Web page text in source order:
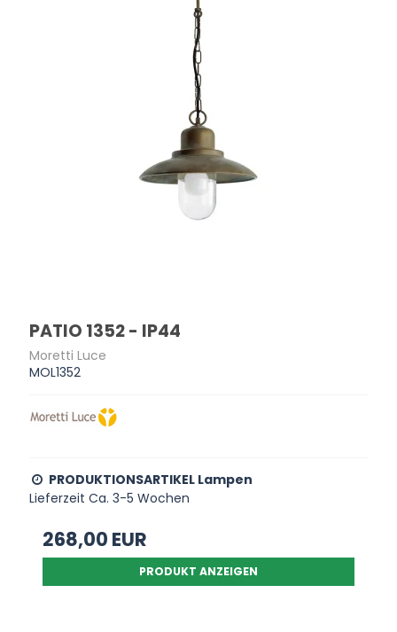
PATIO 1352 - IP44
Moretti Luce
MOL1352
PRODUKTIONSARTIKEL Lampen
Lieferzeit Ca. 3-5 Wochen
268,00 EUR
PRODUKT ANZEIGEN